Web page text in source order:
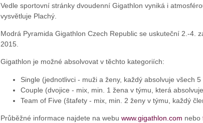
Vedle sportovní stránky dvoudenní Gigathlon vyniká i
vysvětluje Plachý.
Modrá Pyramida Gigathlon Czech Republic se uskuteční 2.-4.
2015.
Gigathlon je možné absolvovat v těchto kategoriích:
Single (jednotlivci - muži a ženy, každý absolvuje všech
Couple (dvojice - mix, min. 1 žena v týmu, která
Team of Five (štafety - mix, min. 2 ženy v týmu, každý
Průběžné informace najdete na webu www.gigathlon.com nebo